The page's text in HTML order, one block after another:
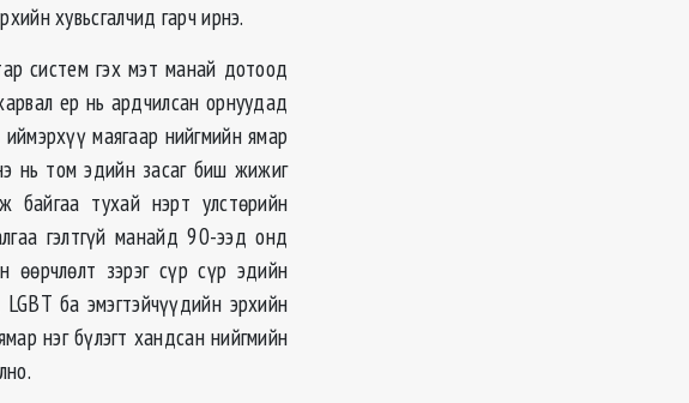
хувьсгалчид гарч ирнэ.
систем гэх мэт манай дотоод
ер нь ардчилсан орнуудад
маягаар нийгмийн ямар
нь том эдийн засаг биш жижиг
байгаа тухай нэрт улстөрийн
гэлтгүй манайд 90-ээд онд
өөрчлөлт зэрэг сүр сүр эдийн
ба эмэгтэйчүүдийн эрхийн
нэг бүлэгт хандсан нийгмийн